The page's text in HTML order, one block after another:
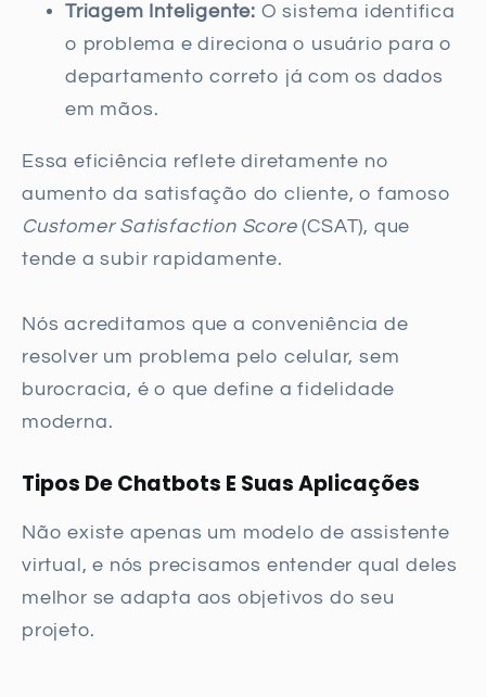
Triagem Inteligente: O sistema identifica
o problema e direciona o usuário para o
departamento correto já com os dados
em mãos.
Essa eficiência reflete diretamente no
aumento da satisfação do cliente, o famoso
Customer Satisfaction Score(CSAT), que
tende a subir rapidamente.
Nós acreditamos que a conveniência de
resolver um problema pelo celular, sem
burocracia, é o que define a fidelidade
moderna.
Tipos De Chatbots E Suas Aplicações
Não existe apenas um modelo de assistente
virtual, e nós precisamos entender qual deles
melhor se adapta aos objetivos do seu
projeto.